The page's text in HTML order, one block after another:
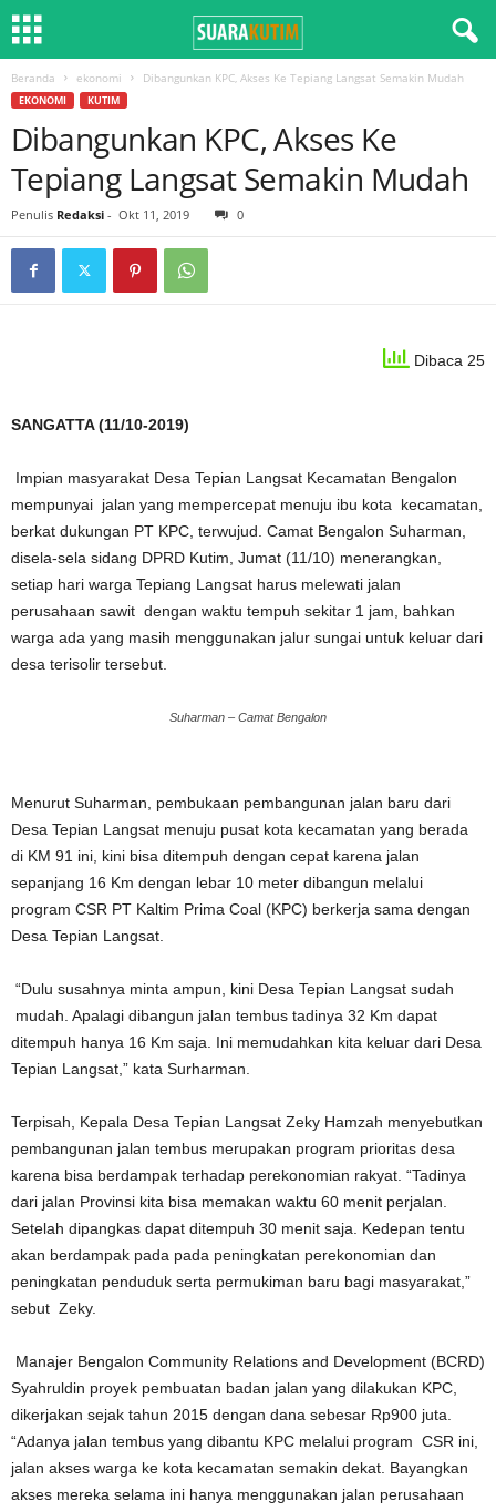
Beranda ekonomi Dibangunkan KPC, Akses Ke Tepiang Langsat Semakin Mudah
EKONOMI KUTIM
Dibangunkan KPC, Akses Ke
Tepiang Langsat Semakin Mudah
Penulis Redaksi - Okt 11, 2019 0
Dibaca 25
SANGATTA (11/10-2019)
Impian masyarakat Desa Tepian Langsat Kecamatan Bengalon
mempunyai jalan yang mempercepat menuju ibu kota kecamatan,
berkat dukungan PT KPC, terwujud. Camat Bengalon Suharman,
disela-sela sidang DPRD Kutim, Jumat (11/10) menerangkan,
setiap hari warga Tepiang Langsat harus melewati jalan
perusahaan sawit dengan waktu tempuh sekitar 1 jam, bahkan
warga ada yang masih menggunakan jalur sungai untuk keluar dari
desa terisolir tersebut.
Suharman – Camat Bengalon
Menurut Suharman, pembukaan pembangunan jalan baru dari
Desa Tepian Langsat menuju pusat kota kecamatan yang berada
di KM 91 ini, kini bisa ditempuh dengan cepat karena jalan
sepanjang 16 Km dengan lebar 10 meter dibangun melalui
program CSR PT Kaltim Prima Coal (KPC) berkerja sama dengan
Desa Tepian Langsat.
“Dulu susahnya minta ampun, kini Desa Tepian Langsat sudah
mudah. Apalagi dibangun jalan tembus tadinya 32 Km dapat
ditempuh hanya 16 Km saja. Ini memudahkan kita keluar dari Desa
Tepian Langsat,” kata Surharman.
Terpisah, Kepala Desa Tepian Langsat Zeky Hamzah menyebutkan
pembangunan jalan tembus merupakan program prioritas desa
karena bisa berdampak terhadap perekonomian rakyat. “Tadinya
dari jalan Provinsi kita bisa memakan waktu 60 menit perjalan.
Setelah dipangkas dapat ditempuh 30 menit saja. Kedepan tentu
akan berdampak pada pada peningkatan perekonomian dan
peningkatan penduduk serta permukiman baru bagi masyarakat,”
sebut Zeky.
Manajer Bengalon Community Relations and Development (BCRD)
Syahruldin proyek pembuatan badan jalan yang dilakukan KPC,
dikerjakan sejak tahun 2015 dengan dana sebesar Rp900 juta.
“Adanya jalan tembus yang dibantu KPC melalui program CSR ini,
jalan akses warga ke kota kecamatan semakin dekat. Bayangkan
akses mereka selama ini hanya menggunakan jalan perusahaan